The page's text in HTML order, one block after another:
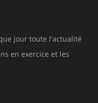
jour toute l'actualité
en exercice et les